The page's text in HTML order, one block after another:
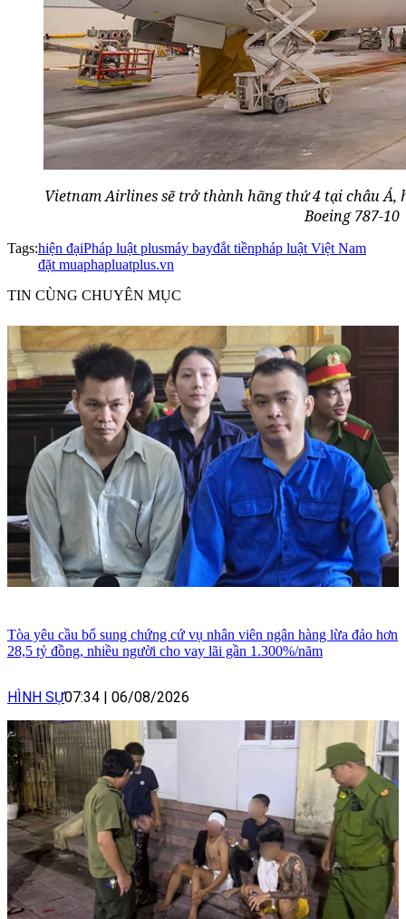
Vietnam Airlines sẽ trở thành hãng thứ 4 tại châu Á,
Boeing 787-10
Tags:hiện đạiPháp luật plusmáy bayđắt tiềnpháp luật Việt Nam
đặt muaphapluatplus.vn
TIN CÙNG CHUYÊN MỤC
Tòa yêu cầu bổ sung chứng cứ vụ nhân viên ngân hàng lừa đảo hơn
28,5 tỷ đồng, nhiều người cho vay lãi gần 1.300%/năm
HÌNH SỰ07:34 | 06/08/2026